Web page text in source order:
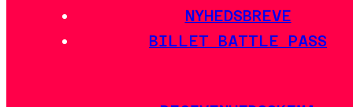
NYHEDSBREVE
BILLET BATTLE PASS